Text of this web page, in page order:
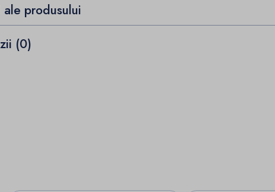
produsului
(0)